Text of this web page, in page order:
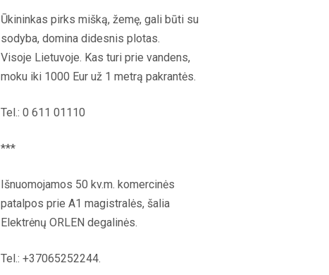
Ūkininkas pirks mišką, žemę, gali būti su
sodyba, domina didesnis plotas.
Visoje Lietuvoje. Kas turi prie vandens,
moku iki 1000 Eur už 1 metrą pakrantės.
Tel.: 0 611 01110
***
Išnuomojamos 50 kv.m. komercinės
patalpos prie A1 magistralės, šalia
Elektrėnų ORLEN degalinės.
Tel.: +37065252244.